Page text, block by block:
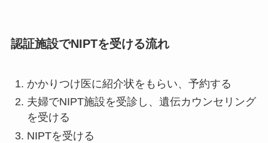
認証施設でNIPTを受ける流れ
かかりつけ医に紹介状をもらい、予約する
夫婦でNIPT施設を受診し、遺伝カウンセリング
を受ける
NIPTを受ける